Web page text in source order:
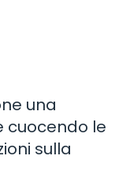
una
cuocendo le
sulla